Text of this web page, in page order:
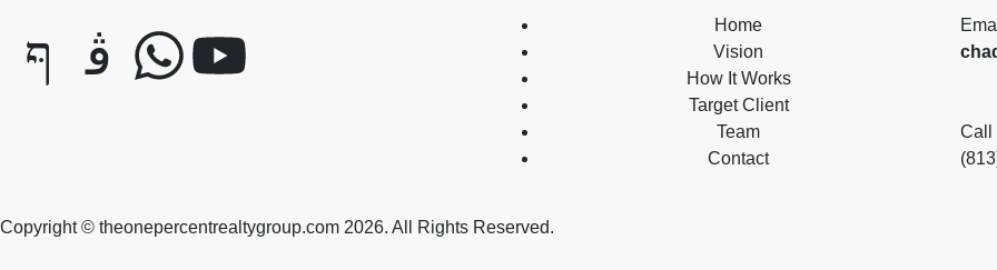
J
-
J
-
W
t
Y
t
Home
Vision
How It Works
Target Client
Team
Contact
Call
Copyright © theonepercentrealtygroup.com 2026. All Rights Reserved.